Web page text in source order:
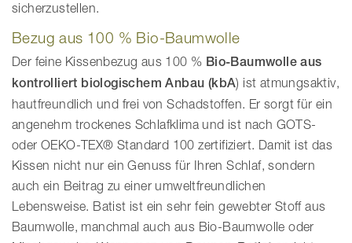
sicherzustellen.
Bezug aus 100 % Bio-Baumwolle
Der feine Kissenbezug aus 100 % Bio-Baumwolle aus
kontrolliert biologischem Anbau (kbA) ist atmungsaktiv,
hautfreundlich und frei von Schadstoffen. Er sorgt für ein
angenehm trockenes Schlafklima und ist nach GOTS-
oder OEKO-TEX® Standard 100 zertifiziert. Damit ist das
Kissen nicht nur ein Genuss für Ihren Schlaf, sondern
auch ein Beitrag zu einer umweltfreundlichen
Lebensweise. Batist ist ein sehr fein gewebter Stoff aus
Baumwolle, manchmal auch aus Bio-Baumwolle oder